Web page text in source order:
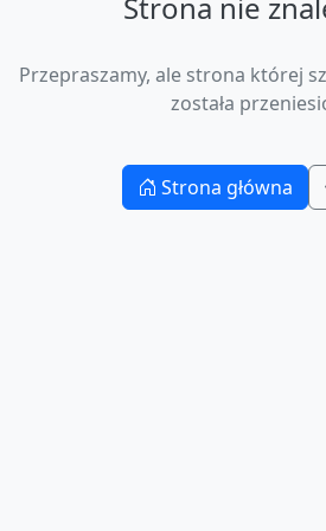
Przepraszamy, ale strona której
została
Strona główna